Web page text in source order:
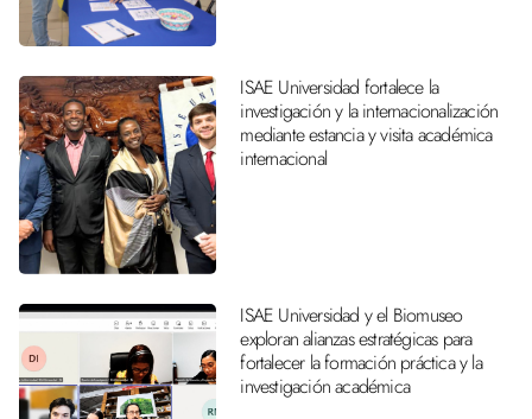
ISAE Universidad fortalece la
investigación y la internacionalización
mediante estancia y visita académica
internacional
ISAE Universidad y el Biomuseo
exploran alianzas estratégicas para
fortalecer la formación práctica y la
investigación académica